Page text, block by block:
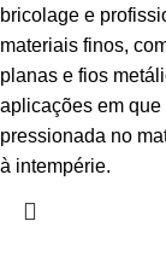
bricolage e
materiais finos,
planas e fios
aplicações em
pressionada no
à intempérie.